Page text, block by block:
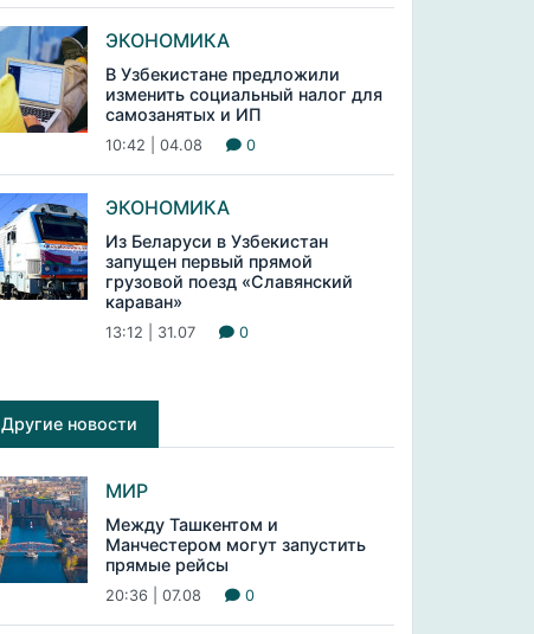
ЭКОНОМИКА
В Узбекистане предложили
изменить социальный налог для
самозанятых и ИП
10:42 | 04.08 0
ЭКОНОМИКА
Из Беларуси в Узбекистан
запущен первый прямой
грузовой поезд «Славянский
караван»
13:12 | 31.07 0
Другие новости
МИР
Между Ташкентом и
Манчестером могут запустить
прямые рейсы
20:36 | 07.08 0